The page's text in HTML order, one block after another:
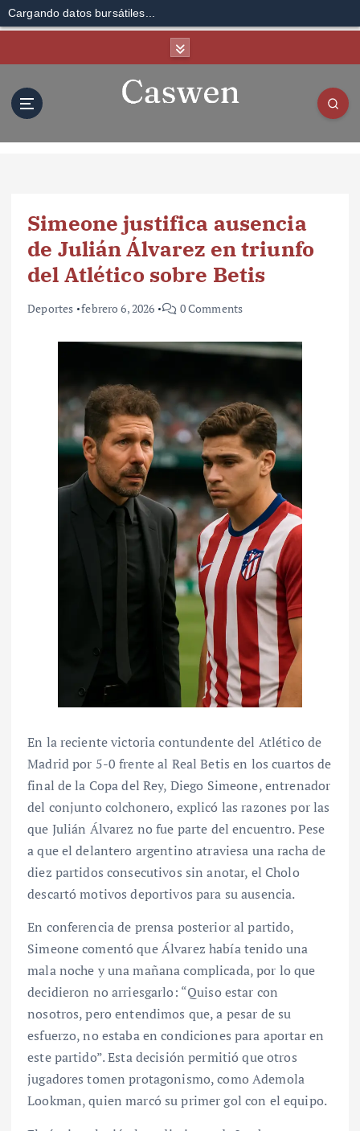
Cargando datos bursátiles...
Simeone justifica ausencia
de Julián Álvarez en triunfo
del Atlético sobre Betis
Deportes febrero 6, 2026 0 Comments
En la reciente victoria contundente del Atlético de
Madrid por 5-0 frente al Real Betis en los cuartos de
final de la Copa del Rey, Diego Simeone, entrenador
del conjunto colchonero, explicó las razones por las
que Julián Álvarez no fue parte del encuentro. Pese
a que el delantero argentino atraviesa una racha de
diez partidos consecutivos sin anotar, el Cholo
descartó motivos deportivos para su ausencia.
En conferencia de prensa posterior al partido,
Simeone comentó que Álvarez había tenido una
mala noche y una mañana complicada, por lo que
decidieron no arriesgarlo: “Quiso estar con
nosotros, pero entendimos que, a pesar de su
esfuerzo, no estaba en condiciones para aportar en
este partido”. Esta decisión permitió que otros
jugadores tomen protagonismo, como Ademola
Lookman, quien marcó su primer gol con el equipo.